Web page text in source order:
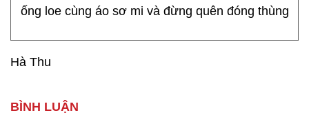
ống loe cùng áo sơ mi và đừng quên đóng thùng
Hà Thu